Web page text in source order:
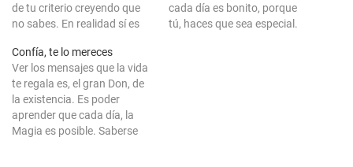
de tu criterio creyendo que
no sabes. En realidad sí es
reconocimiento de ti mismo,
de tu propia verdad, la que te
hace estar en paz desde tu
interior. Un…
cada día es bonito, porque
tú, haces que sea especial.
Confía, te lo mereces
Ver los mensajes que la vida
te regala es, el gran Don, de
la existencia. Es poder
aprender que cada día, la
Magia es posible. Saberse